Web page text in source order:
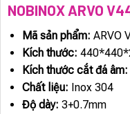
NOBINOX ARVO
Mã sản phẩm: ARVO
Kích thước:
Kích thước cắt đá âm:
Chất liệu: Inox 304
Độ dày: 3+0.7mm